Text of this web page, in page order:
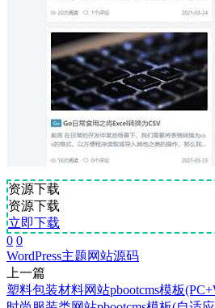
资源下载
资源下载
立即下载
0 0
WordPress主题网站源码
上一篇
塑料包装材料网站pbootcms模板